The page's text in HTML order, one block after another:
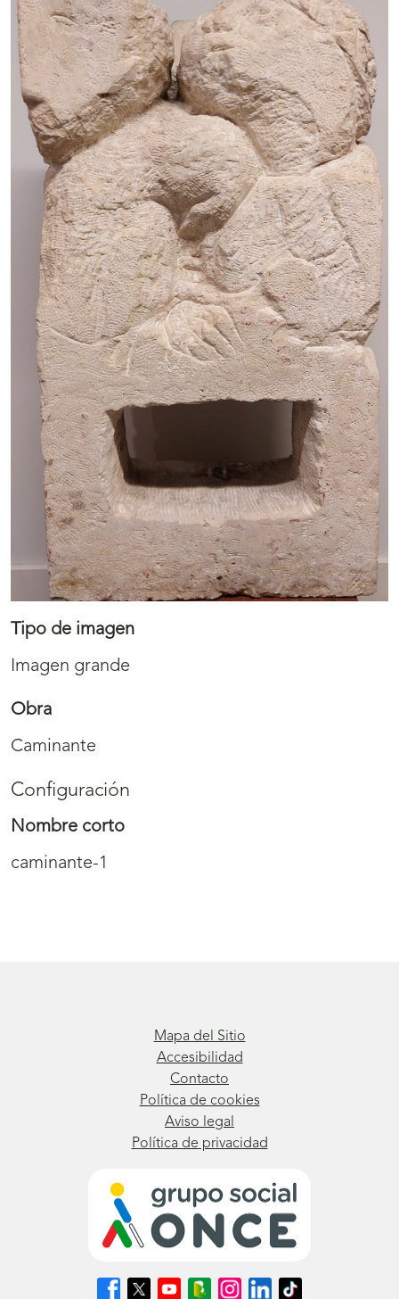
Tipo de imagen
Imagen grande
Obra
Caminante
Configuración
Nombre corto
caminante-1
Mapa del Sitio
Accesibilidad
Contacto
Política de cookies
Aviso legal
Política de privacidad
SíguenosSíguenosSíguenosSíguenosSíguenosSíguenosSíguenos